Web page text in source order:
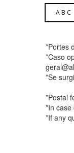
A B C
*Portes
*Caso
*Se
*Postal
*In case
*If any